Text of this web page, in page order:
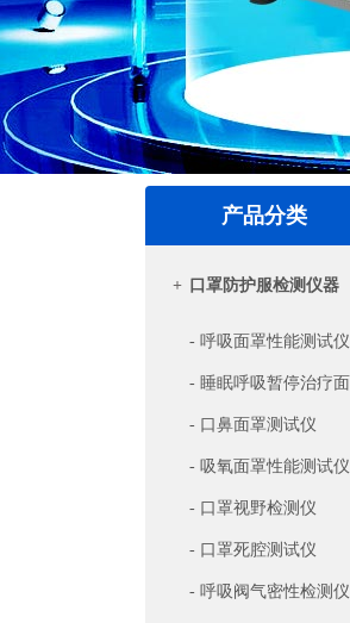
产品分类
+ 口罩防护服检测仪器
- 呼吸面罩性能测试仪
- 睡眠呼吸暂停治疗面
罩排气流测试仪
- 口鼻面罩测试仪
- 吸氧面罩性能测试仪
- 口罩视野检测仪
- 口罩死腔测试仪
- 呼吸阀气密性检测仪